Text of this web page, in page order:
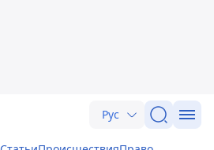
Рус